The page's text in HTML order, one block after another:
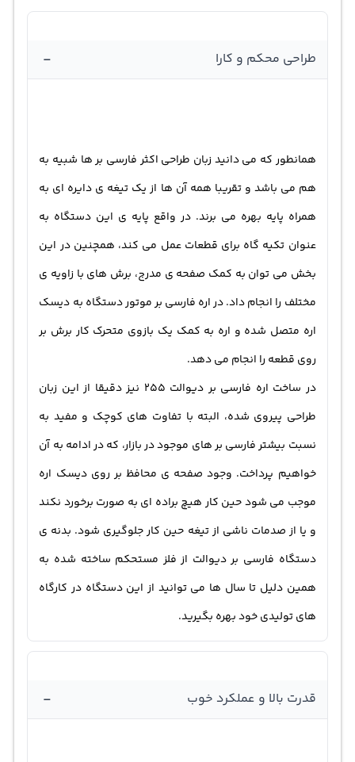
دور در دقیقه به گردش در می آورد که در نوع خود چشم گیر
است. دیسک اره یا همان تیغه ی دایره ای شکل دستگاه
این دستگاه برش دهید. دیوالت این مدل خود را به صورت
برقی ساخته است و با برق شهری 220 ولت کار می کند. تغییر
زاویه برش به وسیله ی این دستگاه به آسانی صورت می گیرد
و شما می توانید انواع برش ها را تا زاویه ی 45 درجه ( در دو
سمت راست و چپ ) بزنید. دیوالت برای این مدل خود از محافظ
تیغه استفاده کرده تا ایمنی کامل را برای کاربرانش فراهم
نماید.
طراحی محکم و کارا -
همانطور که می دانید زبان طراحی اکثر فارسی بر ها شبیه به
هم می باشد و تقریبا همه آن ها از یک تیغه ی دایره ای به
همراه پایه بهره می برند. در واقع پایه ی این دستگاه به
عنوان تکیه گاه برای قطعات عمل می کند، همچنین در این
بخش می توان به کمک صفحه ی مدرج، برش های با زاویه ی
مختلف را انجام داد. در اره فارسی بر موتور دستگاه به دیسک
اره متصل شده و اره به کمک یک بازوی متحرک کار برش بر
روی قطعه را انجام می دهد.
در ساخت اره فارسی بر دیوالت 255 نیز دقیقا از این زبان
طراحی پیروی شده، البته با تفاوت های کوچک و مفید به
نسبت بیشتر فارسی بر های موجود در بازار، که در ادامه به آن
خواهیم پرداخت. وجود صفحه ی محافظ بر روی دیسک اره
موجب می شود حین کار هیچ براده ای به صورت برخورد نکند
و یا از صدمات ناشی از تیغه حین کار جلوگیری شود. بدنه ی
دستگاه فارسی بر دیوالت از فلز مستحکم ساخته شده به
همین دلیل تا سال ها می توانید از این دستگاه در کارگاه
های تولیدی خود بهره بگیرید.
قدرت بالا و عملکرد خوب -